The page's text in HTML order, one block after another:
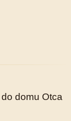
domu Otca